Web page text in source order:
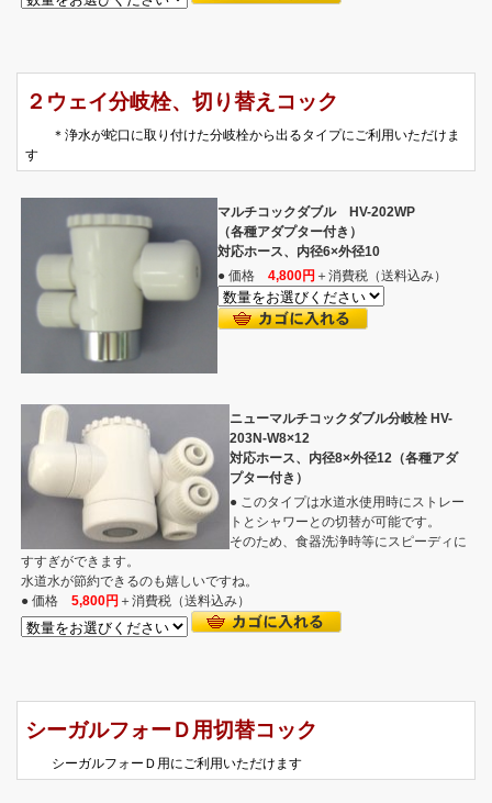
２ウェイ分岐栓、切り替えコック
＊浄水が蛇口に取り付けた分岐栓から出るタイプにご利用いただけま
す
マルチコックダブル HV-202WP
（各種アダプター付き）
対応ホース、内径6×外径10
● 価格4,800円 ＋消費税（送料込み）
ニューマルチコックダブル分岐栓 HV-
203N-W8×12
対応ホース、内径8×外径12（各種アダ
プター付き）
● このタイプは水道水使用時にストレー
トとシャワーとの切替が可能です。
そのため、食器洗浄時等にスピーディに
すすぎができます。
水道水が節約できるのも嬉しいですね。
● 価格5,800円 ＋消費税（送料込み）
シーガルフォーＤ用切替コック
シーガルフォーＤ用にご利用いただけます